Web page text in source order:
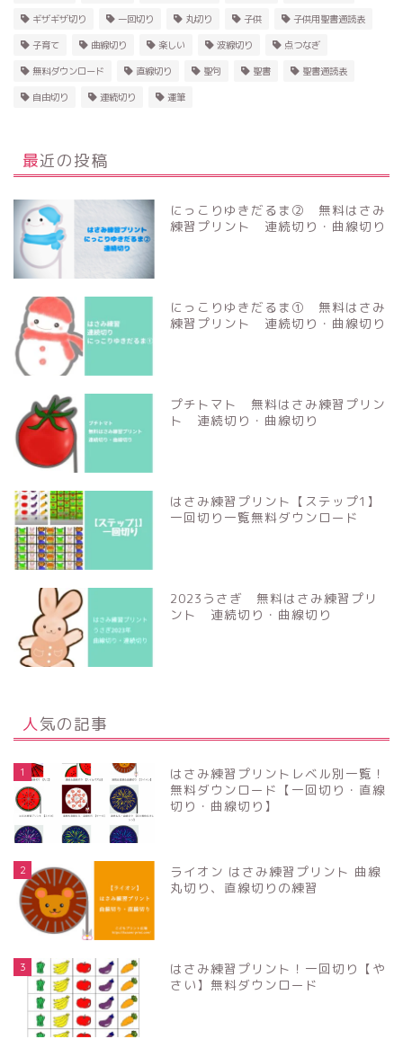
ギザギザ切り 一回切り 丸切り 子供 子供用聖書通読表
子育て 曲線切り 楽しい 波線切り 点つなぎ
無料ダウンロード 直線切り 聖句 聖書 聖書通読表
自由切り 連続切り 運筆
最近の投稿
にっこりゆきだるま② 無料はさみ
練習プリント 連続切り・曲線切り
にっこりゆきだるま① 無料はさみ
練習プリント 連続切り・曲線切り
プチトマト 無料はさみ練習プリン
ト 連続切り・曲線切り
はさみ練習プリント【ステップ1】
一回切り一覧無料ダウンロード
2023うさぎ 無料はさみ練習プリ
ント 連続切り・曲線切り
人気の記事
1
はさみ練習プリントレベル別一覧！
無料ダウンロード【一回切り・直線
切り・曲線切り】
2
ライオン はさみ練習プリント 曲線
丸切り、直線切りの練習
3
はさみ練習プリント！一回切り【や
さい】無料ダウンロード